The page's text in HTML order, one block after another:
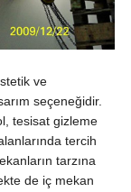
ve
seçeneğidir.
tesisat gizleme
tercih
tarzına
de iç mekan